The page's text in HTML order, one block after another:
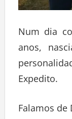
Num dia
anos,
Expedito.
Falamos de